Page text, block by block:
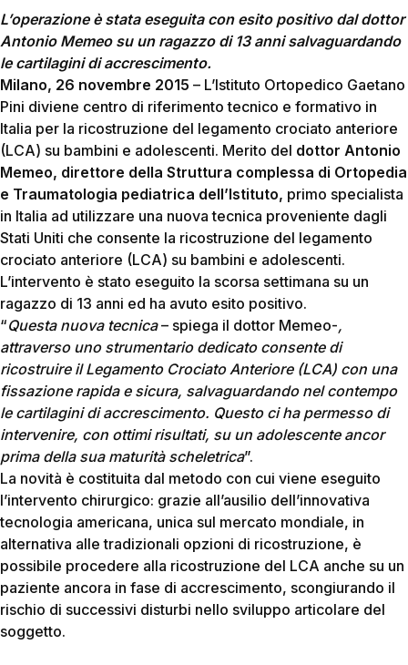
L’operazione è stata eseguita con esito positivo dal dottor
Antonio Memeo su un ragazzo di 13 anni salvaguardando
le cartilagini di accrescimento.
Milano, 26 novembre 2015 – L’Istituto Ortopedico Gaetano
Pini diviene centro di riferimento tecnico e formativo in
Italia per la ricostruzione del legamento crociato anteriore
(LCA) su bambini e adolescenti. Merito del dottor Antonio
Memeo, direttore della Struttura complessa di Ortopedia
e Traumatologia pediatrica dell’Istituto, primo specialista
in Italia ad utilizzare una nuova tecnica proveniente dagli
Stati Uniti che consente la ricostruzione del legamento
crociato anteriore (LCA) su bambini e adolescenti.
L’intervento è stato eseguito la scorsa settimana su un
ragazzo di 13 anni ed ha avuto esito positivo.
“Questa nuova tecnica– spiega il dottor Memeo-,
attraverso uno strumentario dedicato consente di
ricostruire il Legamento Crociato Anteriore (LCA) con una
fissazione rapida e sicura, salvaguardando nel contempo
le cartilagini di accrescimento. Questo ci ha permesso di
intervenire, con ottimi risultati, su un adolescente ancor
prima della sua maturità scheletrica”.
La novità è costituita dal metodo con cui viene eseguito
l’intervento chirurgico: grazie all’ausilio dell’innovativa
tecnologia americana, unica sul mercato mondiale, in
alternativa alle tradizionali opzioni di ricostruzione, è
possibile procedere alla ricostruzione del LCA anche su un
paziente ancora in fase di accrescimento, scongiurando il
rischio di successivi disturbi nello sviluppo articolare del
soggetto.